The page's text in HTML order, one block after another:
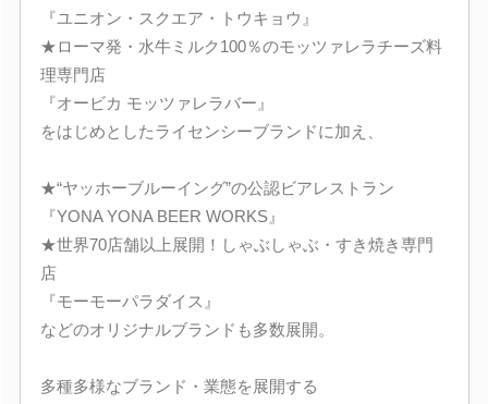
『ユニオン・スクエア・トウキョウ』
★ローマ発・水牛ミルク100％のモッツァレラチーズ料
理専門店
『オービカ モッツァレラバー』
をはじめとしたライセンシーブランドに加え、
★“ヤッホーブルーイング”の公認ビアレストラン
『YONA YONA BEER WORKS』
★世界70店舗以上展開！しゃぶしゃぶ・すき焼き専門
店
『モーモーパラダイス』
などのオリジナルブランドも多数展開。
多種多様なブランド・業態を展開する